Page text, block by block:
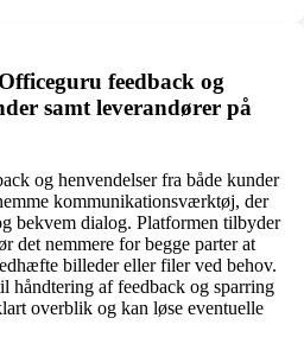
feedback og
samt leverandører på
og henvendelser fra både kunder
kommunikationsværktøj, der
bekvem dialog. Platformen tilbyder
det nemmere for begge parter at
billeder eller filer ved behov.
håndtering af feedback og sparring
overblik og kan løse eventuelle